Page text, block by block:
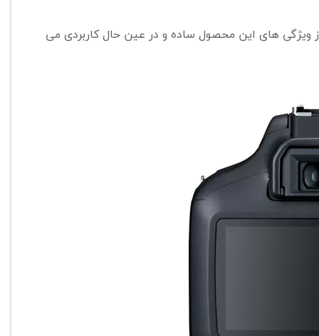
ویژگی های این محصول ساده و در عین حال کاربردی می